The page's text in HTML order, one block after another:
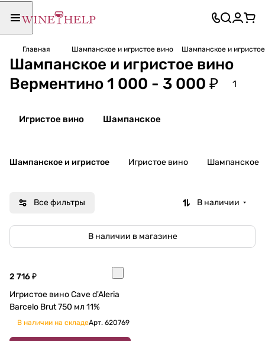
Главная Шампанское и игристое вино Шампанское и
Шампанское и игристое вино
Верментино 1 000 - 3 000 ₽
1
Игристое вино Шампанское
Шампанское и игристое Игристое вино Шампанское
Все фильтры В наличии
В наличии в магазине
2 716 ₽
Игристое вино Cave d'Aleria
Barcelo Brut 750 мл 11%
В наличии на складеАрт. 620769